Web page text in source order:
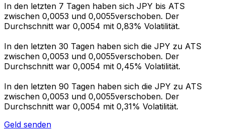
In den letzten 7 Tagen haben sich JPY bis ATS
zwischen 0,0053 und 0,0055verschoben. Der
Durchschnitt war 0,0054 mit 0,83% Volatilität.
In den letzten 30 Tagen haben sich die JPY zu ATS
zwischen 0,0053 und 0,0055verschoben. Der
Durchschnitt war 0,0054 mit 0,45% Volatilität.
In den letzten 90 Tagen haben sich die JPY zu ATS
zwischen 0,0053 und 0,0055verschoben. Der
Durchschnitt war 0,0054 mit 0,31% Volatilität.
Geld senden